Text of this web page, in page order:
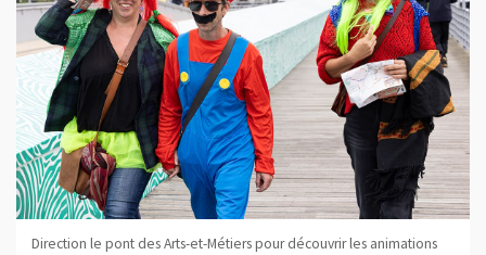
Direction le pont des Arts-et-Métiers pour découvrir les animations